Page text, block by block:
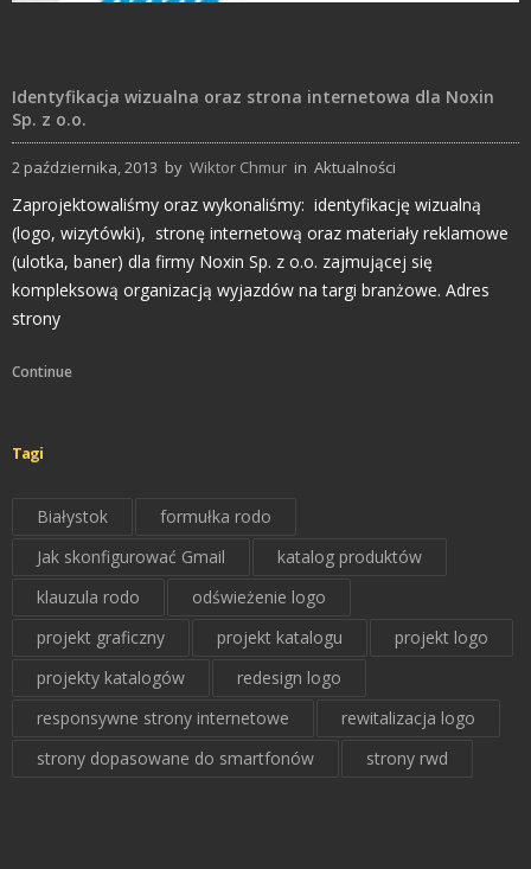
Identyfikacja wizualna oraz strona internetowa dla Noxin
Sp. z o.o.
2 października, 2013 by Wiktor Chmur in Aktualności
Zaprojektowaliśmy oraz wykonaliśmy: identyfikację wizualną
(logo, wizytówki), stronę internetową oraz materiały reklamowe
(ulotka, baner) dla firmy Noxin Sp. z o.o. zajmującej się
kompleksową organizacją wyjazdów na targi branżowe. Adres
strony
Continue
Tagi
Białystok
formułka rodo
Jak skonfigurować Gmail
katalog produktów
klauzula rodo
odświeżenie logo
projekt graficzny
projekt katalogu
projekt logo
projekty katalogów
redesign logo
responsywne strony internetowe
rewitalizacja logo
strony dopasowane do smartfonów
strony rwd